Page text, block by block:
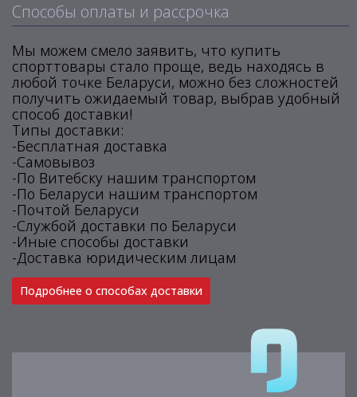
Способы оплаты и рассрочка
Мы можем смело заявить, что купить
спорттовары стало проще, ведь находясь в
любой точке Беларуси, можно без сложностей
получить ожидаемый товар, выбрав удобный
способ доставки!
Типы доставки:
-Бесплатная доставка
-Самовывоз
-По Витебску нашим транспортом
-По Беларуси нашим транспортом
-Почтой Беларуси
-Службой доставки по Беларуси
-Иные способы доставки
-Доставка юридическим лицам
Подробнее о способах доставки